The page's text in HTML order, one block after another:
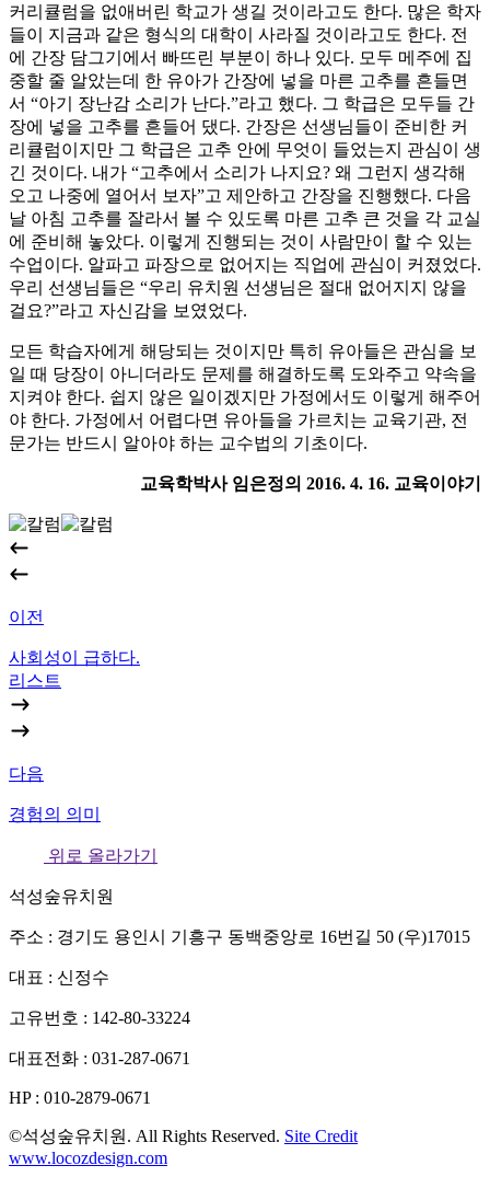
커리큘럼을 없애버린 학교가 생길 것이라고도 한다. 많은 학자
들이 지금과 같은 형식의 대학이 사라질 것이라고도 한다. 전
에 간장 담그기에서 빠뜨린 부분이 하나 있다. 모두 메주에 집
중할 줄 알았는데 한 유아가 간장에 넣을 마른 고추를 흔들면
서 “아기 장난감 소리가 난다.”라고 했다. 그 학급은 모두들 간
장에 넣을 고추를 흔들어 댔다. 간장은 선생님들이 준비한 커
리큘럼이지만 그 학급은 고추 안에 무엇이 들었는지 관심이 생
긴 것이다. 내가 “고추에서 소리가 나지요? 왜 그런지 생각해
오고 나중에 열어서 보자”고 제안하고 간장을 진행했다. 다음
날 아침 고추를 잘라서 볼 수 있도록 마른 고추 큰 것을 각 교실
에 준비해 놓았다. 이렇게 진행되는 것이 사람만이 할 수 있는
수업이다. 알파고 파장으로 없어지는 직업에 관심이 커졌었다.
우리 선생님들은 “우리 유치원 선생님은 절대 없어지지 않을
걸요?”라고 자신감을 보였었다.
모든 학습자에게 해당되는 것이지만 특히 유아들은 관심을 보
일 때 당장이 아니더라도 문제를 해결하도록 도와주고 약속을
지켜야 한다. 쉽지 않은 일이겠지만 가정에서도 이렇게 해주어
야 한다. 가정에서 어렵다면 유아들을 가르치는 교육기관, 전
문가는 반드시 알아야 하는 교수법의 기초이다.
교육학박사 임은정의 2016. 4. 16. 교육이야기
이전
사회성이 급하다.
리스트
다음
경험의 의미
위로 올라가기
석성숲유치원
주소 : 경기도 용인시 기흥구 동백중앙로 16번길 50 (우)17015
대표 : 신정수
고유번호 : 142-80-33224
대표전화 : 031-287-0671
HP : 010-2879-0671
©석성숲유치원. All Rights Reserved. Site Credit
www.locozdesign.com